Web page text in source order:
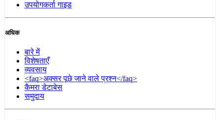
उपयोगकर्ता गाइड
अधिक
बारे में
विशेषताएँ
व्यवसाय
<faq>अक्सर पूछे जाने वाले प्रश्न</faq>
कैमरा डेटाबेस
समुदाय